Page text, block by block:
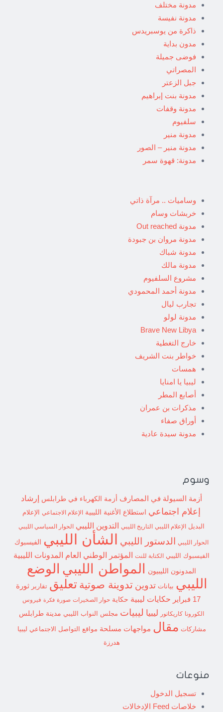
مدونة مختلف
مدونة نفيسة
ذاكرة من يوسبريدس
مدون بداية
فوضى جميلة
المصراتي
جبل الزعتر
مدونة بنت إبراهيم
مدونة وقفات
سلفيوم
مدونة منير
مدونة منير – الصور
مدونة: قهوة سمر
وساميات .. مرآة ذاتي
خربشات وسام
مدونة Out reached
مدونة مروان بن جبودة
مدونة شباك
مدونة مالك
مشروع السلفيوم
مدونة أحمد المحمودي
تجارب ليال
مدونة لولو
Brave New Libya
خارج التغطية
خواطر بنت الشريف
همسات
ليبيا يا امنايا
أصابع المطر
مذكرات بن عمران
أوراق صفاء
مدونة سيدة عادية
وسوم
أزمة السيولة في المصارف أزمة الكهرباء في طرابلس إرشاد
إعلام اجتماعي استطلاع الأغنية الليبية الإعلام الاجتماعي
الإعلام
البديل الإعلام الليبي التاريخ الليبي التدوين الليبي الحوار السياسي الليبي
الحوار الليبي الدستور الليبي الشأن الليبي الفيسبوك
الفيسبوك الليبي الكتابة للنت المؤتمر الوطني العام المدونات الليبية
المدونون الليبيون المواطن الليبي الوضع
الليبي بيانات تدوين تدوينة صوتية تعليق تقارير
ثورة
17 فبراير
حكايات ليبية حكاية حوار الصخيرات صورة فكرة فيروس
الكورونا كاريكاتور ليبيا ليبيات مجلس النواب الليبي مدينة طرابلس
مشاركات مقال مواجهات مسلحة مواقع التواصل الاجتماعي ليبيا
هدرزة
منوعات
تسجيل الدخول
خلاصات Feed الإدخالات